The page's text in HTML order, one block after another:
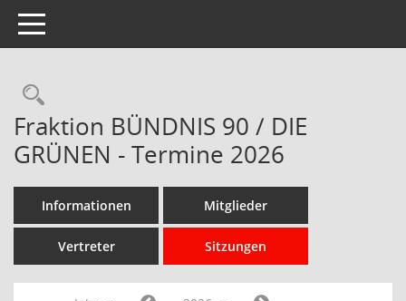
Toggle navigation
Rechercheauswahl
Fraktion BÜNDNIS 90 / DIE
GRÜNEN - Termine 2026
Informationen Mitglieder
Vertreter Sitzungen